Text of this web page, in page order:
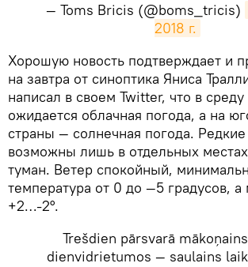
— Toms Bricis (@boms_tricis)
2018 г.
​Хорошую новость подтверждает и
на завтра от синоптика Яниса
написал в своем Twitter, что в среду
ожидается облачная погода, а на
страны — солнечная погода. Редкие
возможны лишь в отдельных
туман. Ветер спокойный,
температура от 0 до —5 градусов, а
+2…-2°.
Trešdien pārsvarā
dienvidrietumos — saulains